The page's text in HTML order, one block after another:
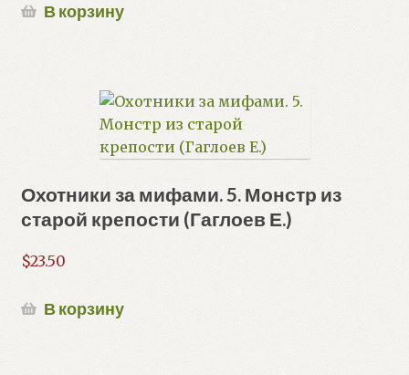
В корзину
Охотники за мифами. 5. Монстр из
старой крепости (Гаглоев Е.)
$23.50
В корзину